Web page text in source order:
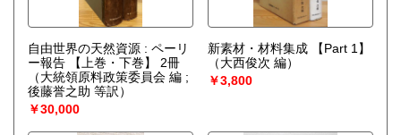
自由世界の天然資源 : ペーリ
ー報告 【上巻・下巻】 2冊
（大統領原料政策委員会 編 ;
後藤誉之助 等訳）
￥30,000
新素材・材料集成 【Part 1】
（大西俊次 編）
￥3,800